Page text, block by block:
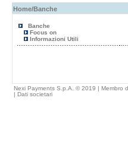
Home/Banche
Banche
Focus on
Informazioni Utili
Nexi Payments S.p.A. © 2019 | Membro
| Dati societari